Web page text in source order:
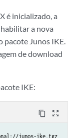
é inicializado, a
a nova
pacote Junos IKE.
de download
IKE:
content_copy zoom_out_map
junos-ike.tgz